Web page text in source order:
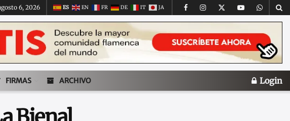
6, 2026 ES EN FR DE IT JA
FIRMAS ARCHIVO Login